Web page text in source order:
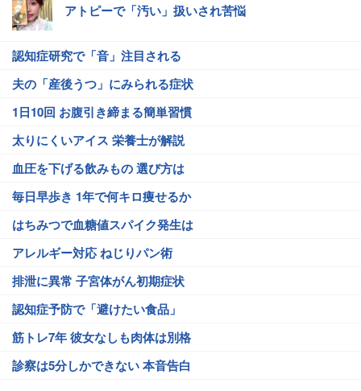
アトピーで「汚い」扱いされ苦悩
認知症研究で「音」注目される
夫の「産後うつ」にみられる症状
1日10回 お腹引き締まる簡単習慣
太りにくいアイス 栄養士が解説
血圧を下げる飲みもの 選び方は
毎日早歩き 1年で何キロ痩せるか
はちみつで血糖値スパイク発生は
アレルギー対応 ねじりパン術
排泄に異常 子宮体がん初期症状
認知症予防で「避けたい食品」
筋トレ7年 彼女なしも肉体は別格
診察は5分しかできない 本音告白